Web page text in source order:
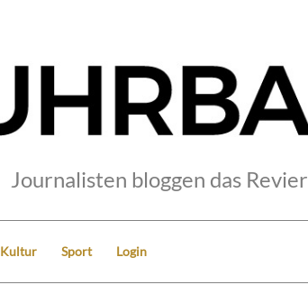
Journalisten bloggen das Revier
Kultur Sport Login